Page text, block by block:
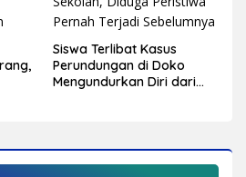
Siswa Terlibat Kasus
Perundungan di Doko
Mengundurkan Diri dari